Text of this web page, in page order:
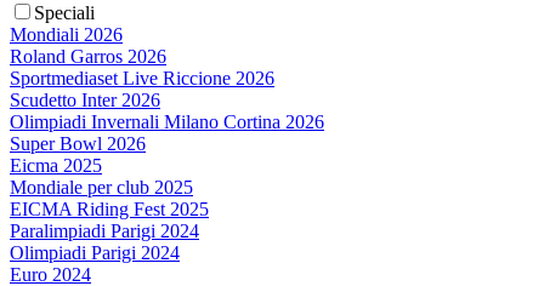
Speciali
Mondiali 2026
Roland Garros 2026
Sportmediaset Live Riccione 2026
Scudetto Inter 2026
Olimpiadi Invernali Milano Cortina 2026
Super Bowl 2026
Eicma 2025
Mondiale per club 2025
EICMA Riding Fest 2025
Paralimpiadi Parigi 2024
Olimpiadi Parigi 2024
Euro 2024